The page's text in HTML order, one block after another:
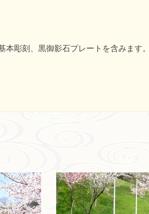
彫刻、黒御影石プレートを含みます。